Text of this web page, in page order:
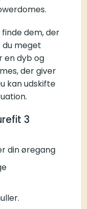
dem, der
meget
en dyb og
der giver
kan udskifte
3
din øregang